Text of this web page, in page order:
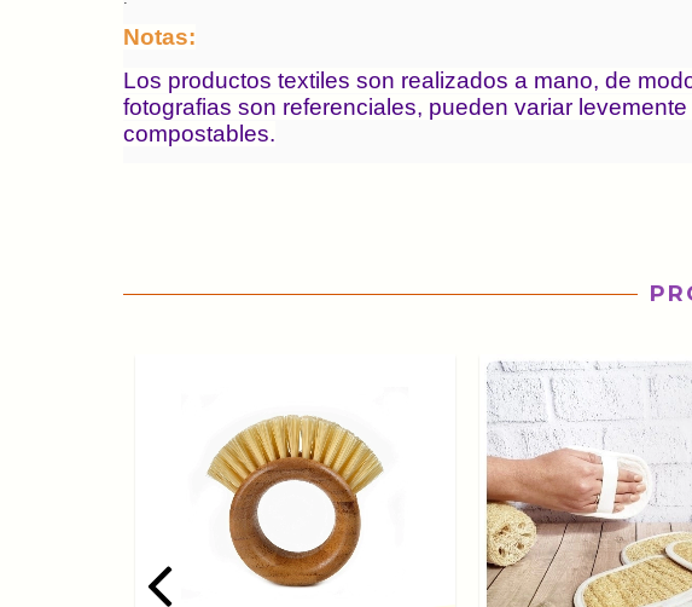
Notas:
Los productos textiles son realizados a mano, de
fotografias son referenciales, pueden variar
compostables.